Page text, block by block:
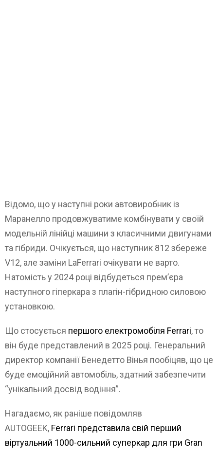
Відомо, що у наступні роки автовиробник із
Маранелло продовжуватиме комбінувати у своїй
модельній лінійці машини з класичними двигунами
та гібриди. Очікується, що наступник 812 збереже
V12, але заміни LaFerrari очікувати не варто.
Натомість у 2024 році відбудеться прем’єра
наступного гіперкара з плагін-гібридною силовою
установкою.
Що стосується першого електромобіля Ferrari, то
він буде представлений в 2025 році. Генеральний
директор компанії Бенедетто Вінья пообіцяв, що це
буде емоційний автомобіль, здатний забезпечити
“унікальний досвід водіння”.
Нагадаємо, як раніше повідомляв
AUTOGEEK, Ferrari представила свій перший
віртуальний 1000-сильний суперкар для гри Gran